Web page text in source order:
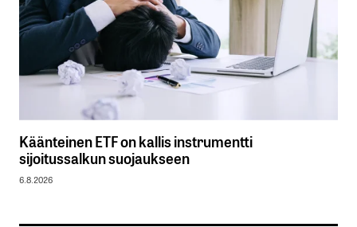
Käänteinen ETF on kallis instrumentti
sijoitussalkun suojaukseen
6.8.2026